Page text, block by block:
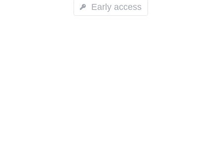
Early access